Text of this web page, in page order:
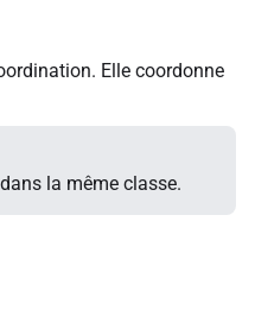
Elle coordonne
la même classe.